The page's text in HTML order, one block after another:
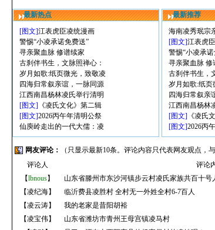
最新热点 最新推荐
[图文]江表虎臣凌统漫画
警惕“小凌承诺免费送”
寻亲聚血脉 修谱续家
古刹伴书生，文脉照禅心：
岁月如歌:纸页微光，致敬凌
四海归常叙亲谊，一脉同源
江西南昌杨林凌氏举行清明
[图文] 《凌氏文化》第二辑
[图文]2026丙午年清明公祭
仙庾岭走出的一代大儒：凌
海南凌秀珉宗
[图文]江表虎
警惕“小凌承
寻亲聚血脉 修
古刹伴书生，
岁月如歌:纸页
四海归常叙亲
江西南昌杨林
[图文] 《凌氏
[图文]2026丙
网友评论：
（只显示最新10条。评论内容只代表网友观点，
评论人
评论
【lbnous】 山东省滕州市东沙河镇步云村凌氏家族共百十号
【凌纪海】 临沂费县凌胜村 全村无一外姓全村6-7百人
【凌云涛】 我的老家是昔阳胡裕
【凌宝伟】 山东省潍坊市青州王母宫镇凌马村